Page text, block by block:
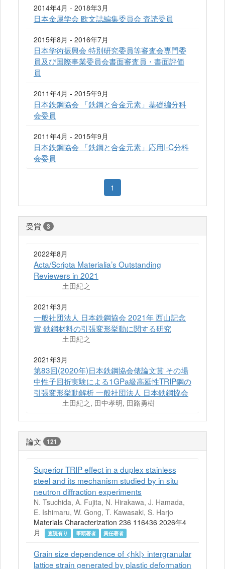
2014年4月 - 2018年3月
日本金属学会 欧文誌編集委員会 査読委員
2015年8月 - 2016年7月
日本学術振興会 特別研究委員等審査会専門委
員及び国際事業委員会書面審査員・書面評価
員
2011年4月 - 2015年9月
日本鉄鋼協会 「鉄鋼と合金元素」基礎編分科
会委員
2011年4月 - 2015年9月
日本鉄鋼協会 「鉄鋼と合金元素」応用I-C分科
会委員
1
受賞 3
2022年8月
Acta/Scripta Materialia’s Outstanding
Reviewers in 2021
土田紀之
2021年3月
一般社団法人 日本鉄鋼協会 2021年 西山記念
賞 鉄鋼材料の引張変形挙動に関する研究
土田紀之
2021年3月
第83回(2020年)日本鉄鋼協会俵論文賞 その場
中性子回折実験による1GPa級高延性TRIP鋼の
引張変形挙動解析 一般社団法人 日本鉄鋼協会
土田紀之, 田中孝明, 田路勇樹
論文 121
Superior TRIP effect in a duplex stainless
steel and its mechanism studied by in situ
neutron diffraction experiments
N. Tsuchida, A. Fujita, N. Hirakawa, J. Hamada,
E. Ishimaru, W. Gong, T. Kawasaki, S. Harjo
Materials Characterization 236 116436 2026年4
月
査読有り 筆頭著者 責任著者
Grain size dependence of <hkl> intergranular
lattice strain generated by plastic deformation